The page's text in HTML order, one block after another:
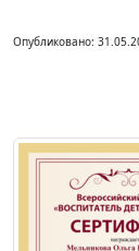
Опубликовано: